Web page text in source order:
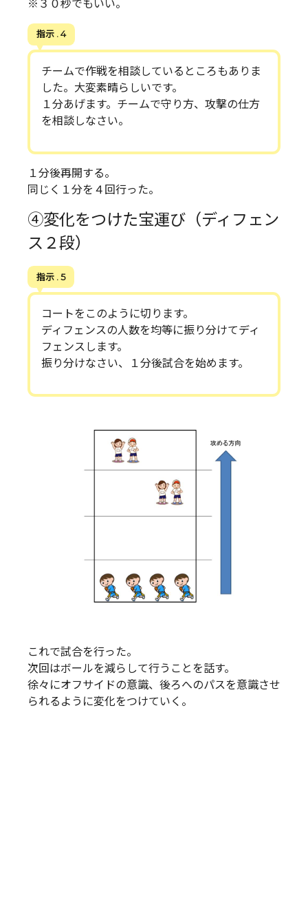
※３０秒でもいい。
指示 . 4
チームで作戦を相談しているところもありま
した。大変素晴らしいです。
１分あげます。チームで守り方、攻撃の仕方
を相談しなさい。
１分後再開する。
同じく１分を４回行った。
④変化をつけた宝運び（ディフェン
ス２段）
指示 . 5
コートをこのように切ります。
ディフェンスの人数を均等に振り分けてディ
フェンスします。
振り分けなさい、１分後試合を始めます。
これで試合を行った。
次回はボールを減らして行うことを話す。
徐々にオフサイドの意識、後ろへのパスを意識させ
られるように変化をつけていく。